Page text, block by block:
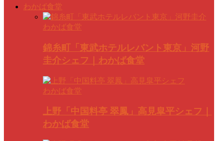
わかば食堂
わかば食堂
錦糸町「東武ホテルレバント東京」河野
圭介シェフ｜わかば食堂
わかば食堂
上野「中国料亭 翠鳳」高見皐平シェフ｜
わかば食堂